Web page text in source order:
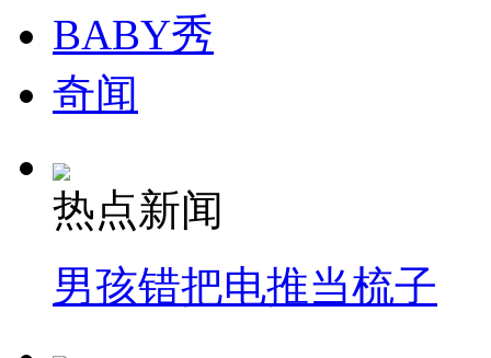
纽约上演“枕头大战”
司机酒驾遇交警 急速倒车逃窜
BABY秀
奇闻
热点新闻
男孩错把电推当梳子